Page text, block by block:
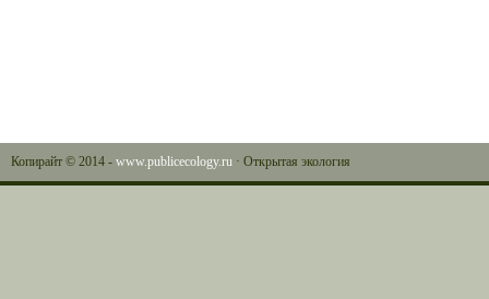
Копирайт © 2014 - www.publicecology.ru · Открытая экология